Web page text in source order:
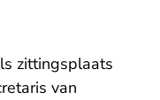
zittingsplaats
van